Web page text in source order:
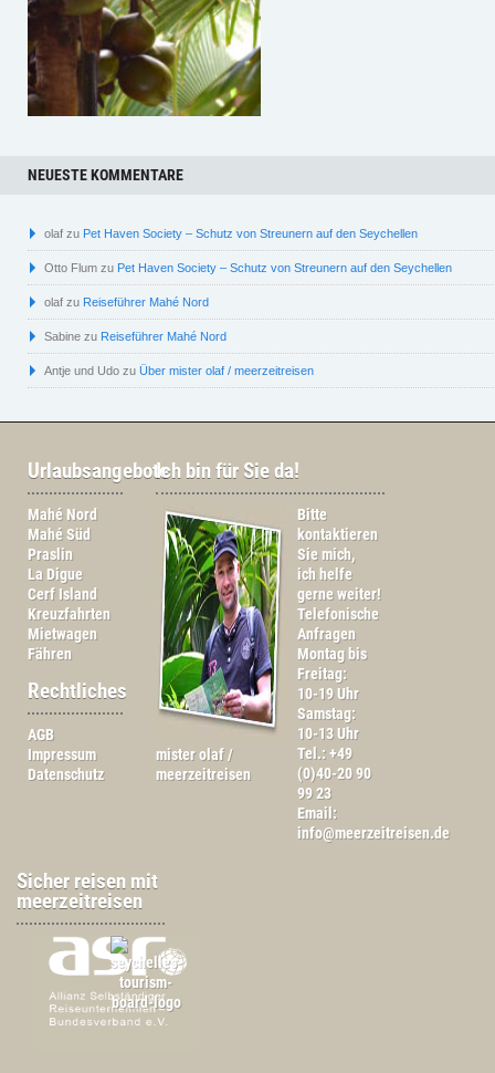
NEUESTE KOMMENTARE
olaf zu Pet Haven Society – Schutz von Streunern auf den Seychellen
Otto Flum zu Pet Haven Society – Schutz von Streunern auf den Seychellen
olaf zu Reiseführer Mahé Nord
Sabine zu Reiseführer Mahé Nord
Antje und Udo zu Über mister olaf / meerzeitreisen
Urlaubsangebote
Mahé Nord
Mahé Süd
Praslin
La Digue
Cerf Island
Kreuzfahrten
Mietwagen
Fähren
Rechtliches
AGB
Impressum
Datenschutz
Ich bin für Sie da!
mister olaf /
meerzeitreisen
Bitte
kontaktieren
Sie mich,
ich helfe
gerne weiter!
Telefonische
Anfragen
Montag bis
Freitag:
10-19 Uhr
Samstag:
10-13 Uhr
Tel.: +49
(0)40-20 90
99 23
Email:
info@meerzeitreisen.de
Sicher reisen mit
meerzeitreisen